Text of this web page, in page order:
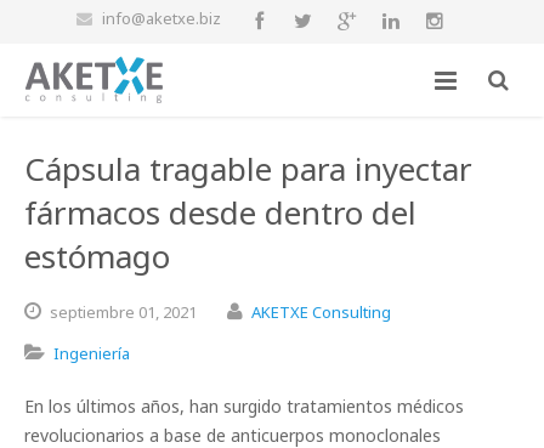
info@aketxe.biz
Cápsula tragable para inyectar
fármacos desde dentro del
estómago
septiembre 01, 2021
AKETXE Consulting
Ingeniería
En los últimos años, han surgido tratamientos médicos
revolucionarios a base de anticuerpos monoclonales